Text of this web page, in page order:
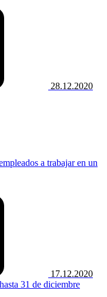
28.12.2020
a trabajar en un
17.12.2020